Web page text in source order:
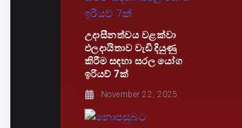
උදාසීනත්වය වළක්වා
ඵලදායිතාව වැඩි දියුණු
කිරීම සඳහා සරල යෝග
ඉරියව් 7ක්
November 22, 2025